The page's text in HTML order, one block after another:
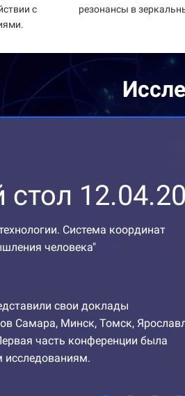
с
резонансы в
стол
Система координат
человека"
свои доклады
Самара, Минск, Томск,
часть конференции была